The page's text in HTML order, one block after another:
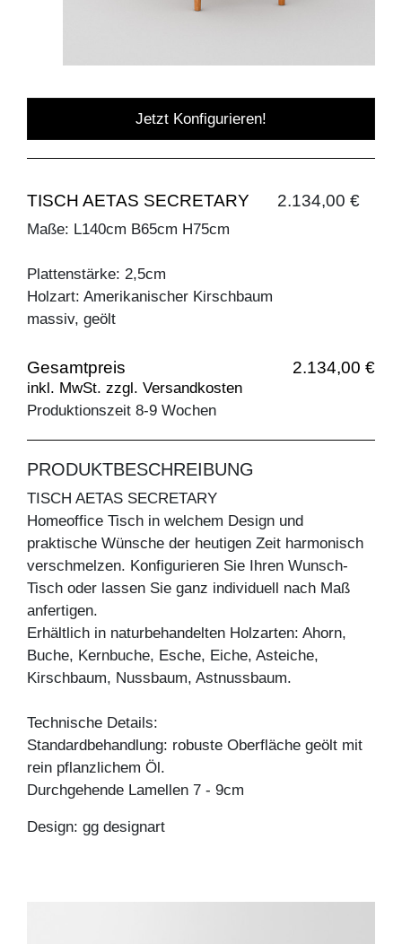
Jetzt Konfigurieren!
TISCH AETAS SECRETARY 2.134,00 €
Maße: L140cm B65cm H75cm
Plattenstärke: 2,5cm
Holzart: Amerikanischer Kirschbaum
massiv, geölt
Gesamtpreis 2.134,00 €
inkl. MwSt. zzgl. Versandkosten
Produktionszeit 8-9 Wochen
PRODUKTBESCHREIBUNG
TISCH AETAS SECRETARY
Homeoffice Tisch in welchem Design und
praktische Wünsche der heutigen Zeit harmonisch
verschmelzen. Konfigurieren Sie Ihren Wunsch-
Tisch oder lassen Sie ganz individuell nach Maß
anfertigen.
Erhältlich in naturbehandelten Holzarten: Ahorn,
Buche, Kernbuche, Esche, Eiche, Asteiche,
Kirschbaum, Nussbaum, Astnussbaum.
Technische Details:
Standardbehandlung: robuste Oberfläche geölt mit
rein pflanzlichem Öl.
Durchgehende Lamellen 7 - 9cm
Design: gg designart